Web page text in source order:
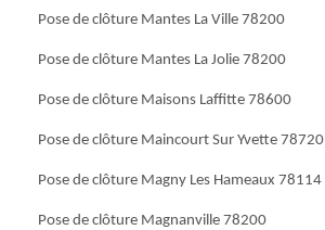
Pose de clôture Mantes La Ville 78200
Pose de clôture Mantes La Jolie 78200
Pose de clôture Maisons Laffitte 78600
Pose de clôture Maincourt Sur Yvette 78720
Pose de clôture Magny Les Hameaux 78114
Pose de clôture Magnanville 78200